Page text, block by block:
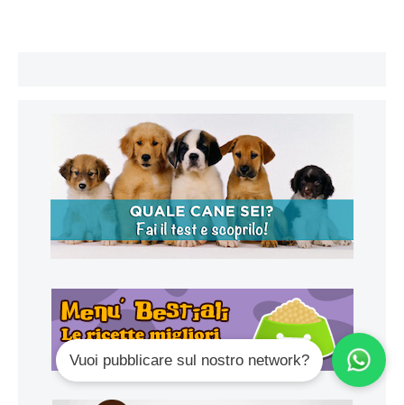
Vuoi pubblicare sul nostro network?